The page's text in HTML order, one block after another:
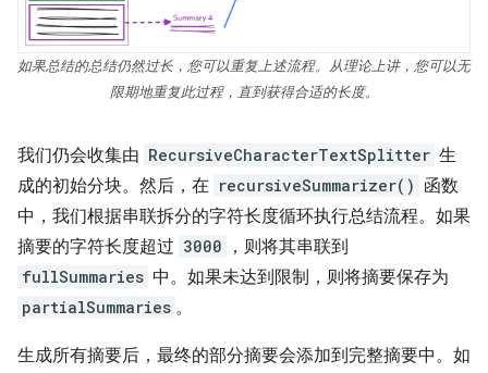
如果总结的总结仍然过长，您可以重复上述流程。从理论上讲，您可以无
限期地重复此过程，直到获得合适的长度。
我们仍会收集由 RecursiveCharacterTextSplitter 生
成的初始分块。然后，在 recursiveSummarizer() 函数
中，我们根据串联拆分的字符长度循环执行总结流程。如果
摘要的字符长度超过 3000 ，则将其串联到
fullSummaries 中。如果未达到限制，则将摘要保存为
partialSummaries 。
生成所有摘要后，最终的部分摘要会添加到完整摘要中。如